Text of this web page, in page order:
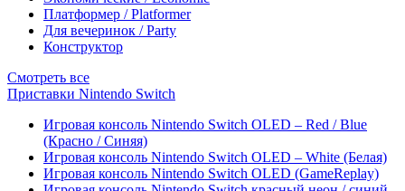
Платформер / Platformer
Для вечеринок / Party
Конструктор
Смотреть все
Приставки Nintendo Switch
Игровая консоль Nintendo Switch OLED – Red / Blue
(Красно / Синяя)
Игровая консоль Nintendo Switch OLED – White (Белая)
Игровая консоль Nintendo Switch OLED (GameReplay)